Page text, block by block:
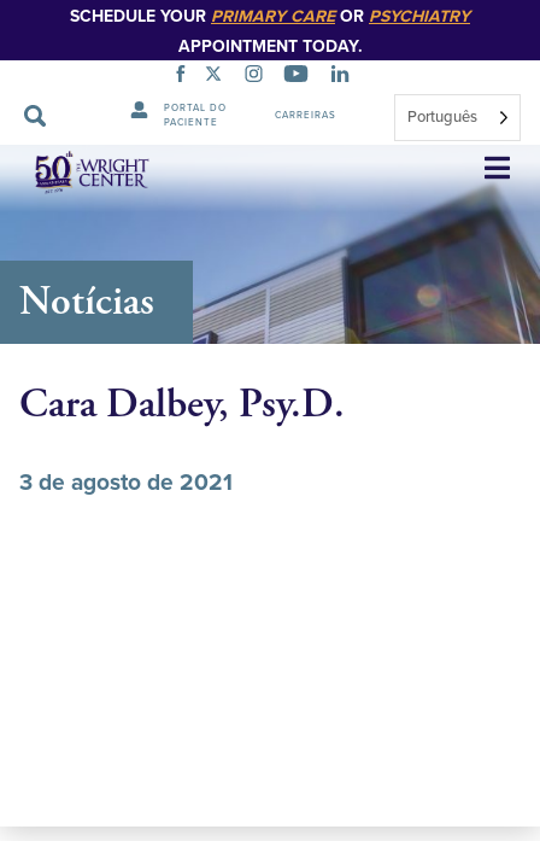
SCHEDULE YOUR PRIMARY CAREOR PSYCHIATRY
APPOINTMENT TODAY.
PORTAL DO
PACIENTE
CARREIRAS Português
Saltar
navegação
Notícias
Cara Dalbey, Psy.D.
3 de agosto de 2021